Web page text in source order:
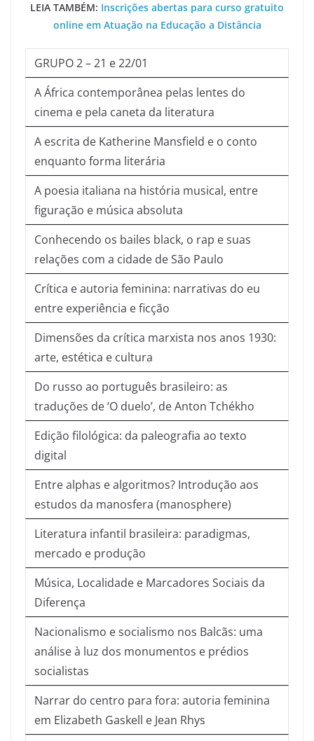
LEIA TAMBÉM: Inscrições abertas para curso gratuito
online em Atuação na Educação a Distância
GRUPO 2 – 21 e 22/01
A África contemporânea pelas lentes do
cinema e pela caneta da literatura
A escrita de Katherine Mansfield e o conto
enquanto forma literária
A poesia italiana na história musical, entre
figuração e música absoluta
Conhecendo os bailes black, o rap e suas
relações com a cidade de São Paulo
Crítica e autoria feminina: narrativas do eu
entre experiência e ficção
Dimensões da crítica marxista nos anos 1930:
arte, estética e cultura
Do russo ao português brasileiro: as
traduções de ‘O duelo’, de Anton Tchékho
Edição filológica: da paleografia ao texto
digital
Entre alphas e algoritmos? Introdução aos
estudos da manosfera (manosphere)
Literatura infantil brasileira: paradigmas,
mercado e produção
Música, Localidade e Marcadores Sociais da
Diferença
Nacionalismo e socialismo nos Balcãs: uma
análise à luz dos monumentos e prédios
socialistas
Narrar do centro para fora: autoria feminina
em Elizabeth Gaskell e Jean Rhys